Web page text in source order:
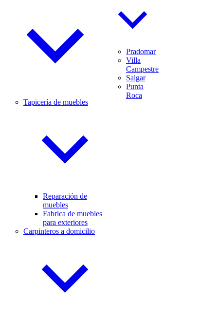
Tapicería de muebles
Reparación de
muebles
Fabrica de muebles
para exteriores
Carpinteros a domicilio
Pradomar
Villa
Campestre
Salgar
Punta
Roca